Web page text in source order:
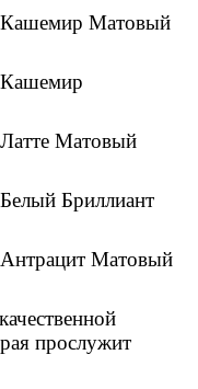
Кашемир Матовый
Матовый
Бриллиант
Матовый
прослужит